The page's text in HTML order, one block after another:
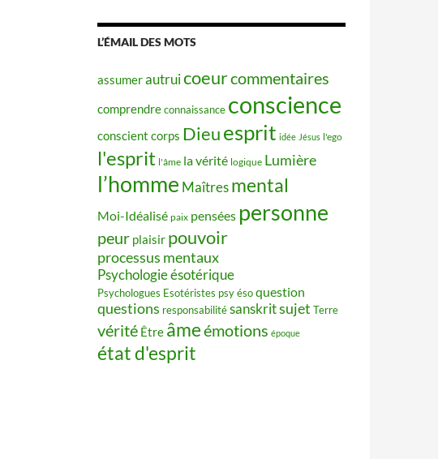
L’ÉMAIL DES MOTS
assumerautruicoeurcommentaires
comprendreconnaissance conscience
conscient corps Dieuesprit idée Jésus l'ego
l'esprit l'âme la vérité logique Lumière
l’homme Maîtres mental
Moi-Idéalisé paix pensées personne
peur plaisir pouvoir
processus mentaux
Psychologie ésotérique
Psychologues Esotéristes psy ésoquestion
questions responsabilitésanskritsujet Terre
vérité Être âmeémotions époque
état d'esprit